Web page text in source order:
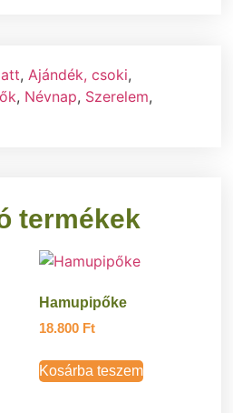
, Ajándék, csoki,
, Névnap, Szerelem,
termékek
Hamupipőke
18.800 Ft
Kosárba teszem